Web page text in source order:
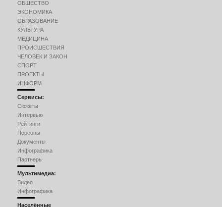
ОБЩЕСТВО
ЭКОНОМИКА
ОБРАЗОВАНИЕ
КУЛЬТУРА
МЕДИЦИНА
ПРОИСШЕСТВИЯ
ЧЕЛОВЕК И ЗАКОН
СПОРТ
ПРОЕКТЫ
ИНФОРМ
Сервисы:
Сюжеты
Интервью
Рейтинги
Персоны
Документы
Инфографика
Партнеры
Мультимедиа:
Видео
Инфографика
Населённые